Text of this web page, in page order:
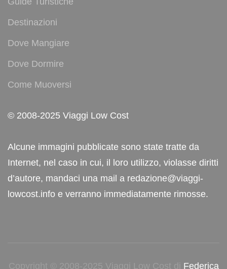
Destinazioni
Dove Mangiare
Dove Dormire
Come Muoversi
© 2008-2025 Viaggi Low Cost
Alcune immagini pubblicate sono state tratte da
Internet, nel caso in cui, il loro utilizzo, violasse diritti
d’autore, mandaci una mail a redazione@viaggi-
lowcost.info e verranno immediatamente rimosse.
Copyright © 2008-2025 Viaggi Low Cost di Federica